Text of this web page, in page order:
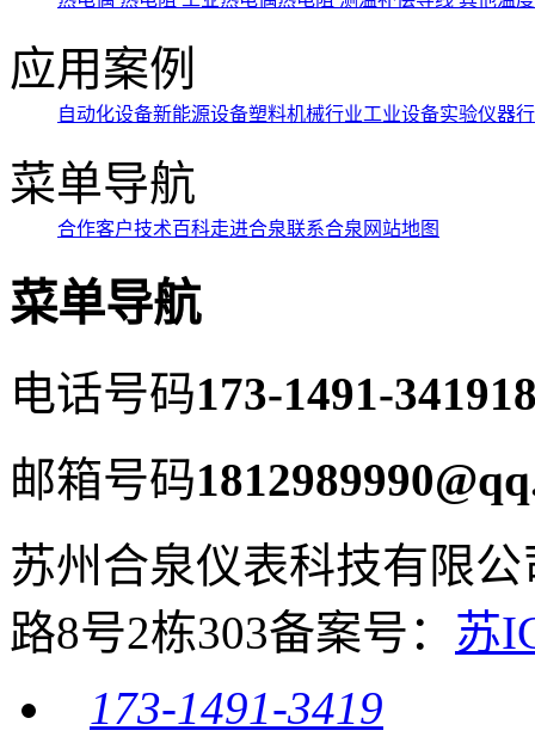
应用案例
自动化设备新能源设备塑料机械行业工业设备实验仪器
菜单导航
合作客户技术百科走进合泉联系合泉 网站地图
菜单导航
电话号码173-1491-3419
邮箱号码
苏州合泉仪表科技有限公
路8号2栋303备案号： 苏
173-1491-3419